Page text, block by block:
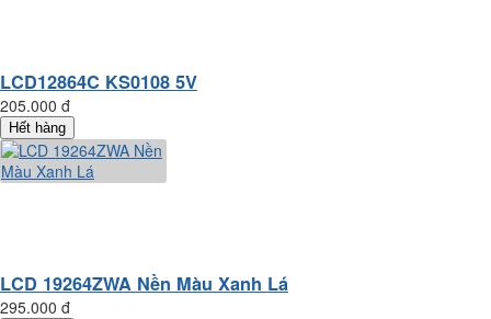
LCD12864C KS0108 5V
205.000 đ
Hết hàng
LCD 19264ZWA Nền Màu Xanh Lá
295.000 đ